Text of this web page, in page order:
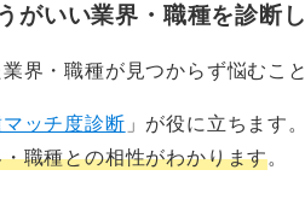
務・コンプライアンスや契約
直結の思考訓練ととらえ直そ
がいい業界・職種を診断
界・職種が見つからず悩むこ
ッチ度診断 」が役に立ちます。
職種との相性がわかります。